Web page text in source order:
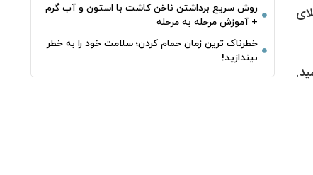
روش سریع برداشتن ناخن کاشت با استون و آب گرم
+ آموزش مرحله به مرحله
خطرناک‌ ترین زمان‌ حمام کردن؛ سلامت خود را به خطر
نیندازید!